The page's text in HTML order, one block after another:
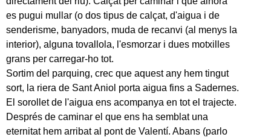
es pugui mullar (o dos tipus de calçat, d'aigua i de
senderisme, banyadors, muda de recanvi (al menys la
interior), alguna tovallola, l'esmorzar i dues motxilles
grans per carregar-ho tot.
Sortim del parquing, crec que aquest any hem tingut
sort, la riera de Sant Aniol porta aigua fins a Sadernes.
El sorollet de l'aigua ens acompanya en tot el trajecte.
Després de caminar el que ens ha semblat una
eternitat hem arribat al pont de Valentí. Abans (parlo